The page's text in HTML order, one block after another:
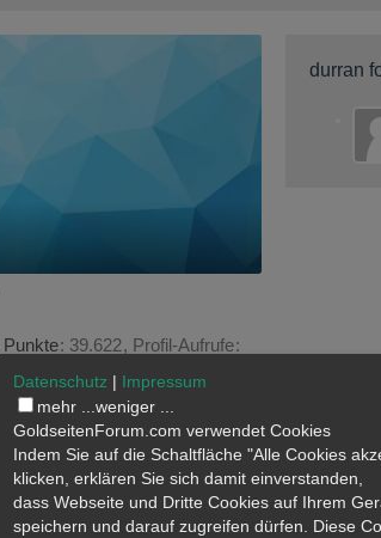
Punkte 39.622
Profil-Aufrufe
Inhalte suchen
mich
durran
Datenschutz | Impressum
mehr ... weniger ...
GoldseitenForum.com verwendet Cookies
Indem Sie auf die Schaltfläche "Alle Cookies
klicken, erklären Sie sich damit einverstanden,
dass Webseite und Dritte Cookies auf Ihrem
speichern und darauf zugreifen dürfen. Diese